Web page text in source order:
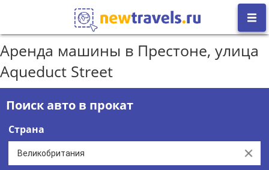
Аренда машины в Престоне, улица
Aqueduct Street
Поиск авто в прокат
Страна
Clear